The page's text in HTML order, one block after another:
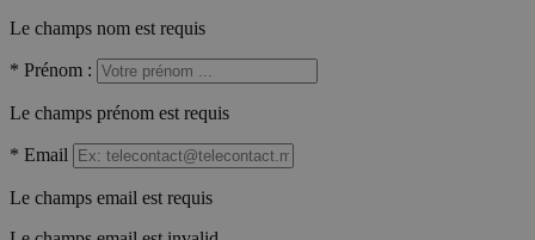
Le champs nom est requis
* Prénom :
Le champs prénom est requis
* Email
Le champs email est requis